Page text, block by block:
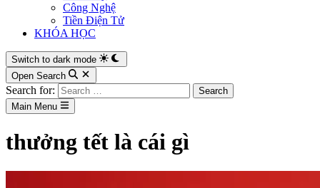
Công Nghệ
Tiền Điện Tử
KHÓA HỌC
Switch to dark mode
Open Search
Search for:
Main Menu
thưởng tết là cái gì